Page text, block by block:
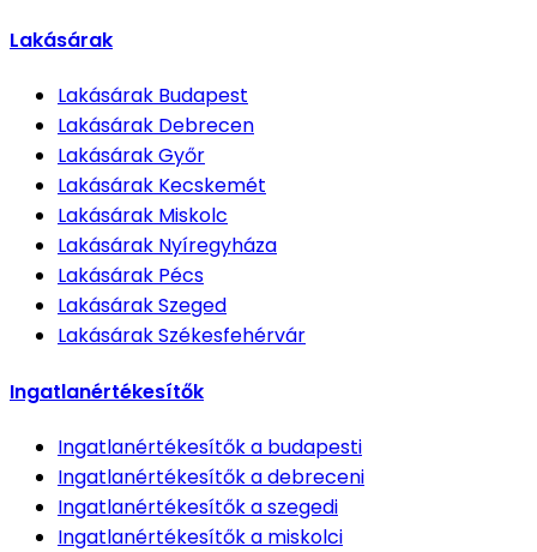
Lakásárak
Lakásárak Budapest
Lakásárak Debrecen
LakásárakGyőr
Lakásárak Kecskemét
Lakásárak Miskolc
Lakásárak Nyíregyháza
Lakásárak Pécs
LakásárakSzeged
LakásárakSzékesfehérvár
Ingatlanértékesítők
Ingatlanértékesítőka budapesti
Ingatlanértékesítőka debreceni
Ingatlanértékesítőka szegedi
Ingatlanértékesítőka miskolci